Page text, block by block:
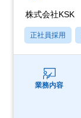
株式会社KSK
正社員採用
業務内容